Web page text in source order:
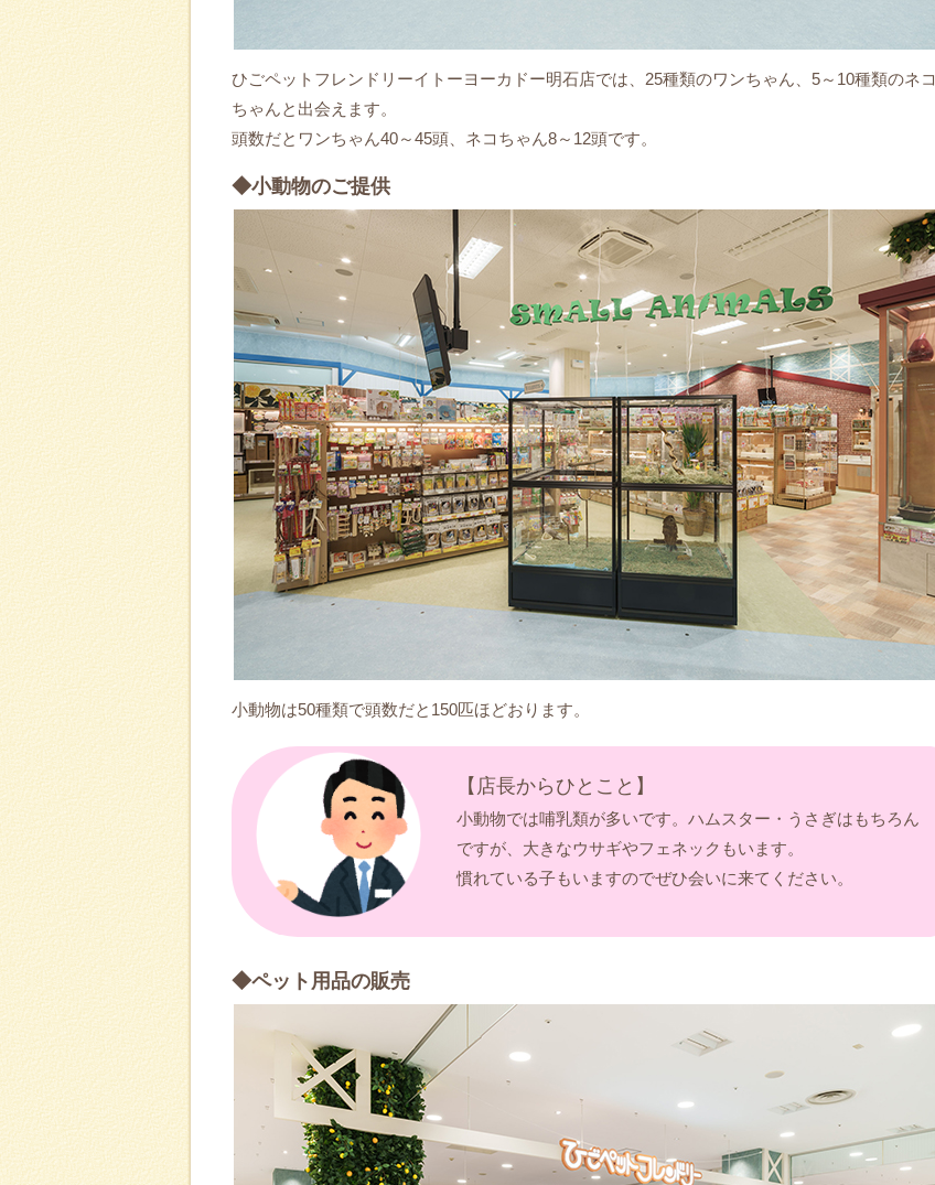
ひごペットフレンドリーイトーヨーカドー明石店では、25種類のワンちゃん、5～10種類のネコ
ちゃんと出会えます。
頭数だとワンちゃん40～45頭、ネコちゃん8～12頭です。
◆小動物のご提供
小動物は50種類で頭数だと150匹ほどおります。
【店長からひとこと】
小動物では哺乳類が多いです。ハムスター・うさぎはもちろん
ですが、大きなウサギやフェネックもいます。
慣れている子もいますのでぜひ会いに来てください。
◆ペット用品の販売